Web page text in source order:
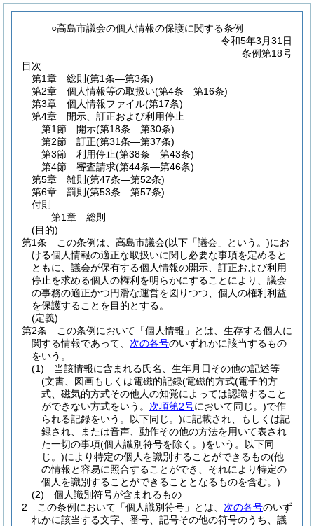
○高島市議会の個人情報の保護に関する条例
令和5年3月31日
条例第18号
目次
第1章
総則 (第1条―第3条)
第2章
個人情報等の取扱い(第4条―第16条)
第3章
個人情報ファイル(第17条)
第4章
開示、訂正および利用停止
第1節
開示(第18条―第30条)
第2節
訂正(第31条―第37条)
第3節
利用停止(第38条―第43条)
第4節
審査請求(第44条―第46条)
第5章
雑則 (第47条―第52条)
第6章
罰則 (第53条―第57条)
付則
第1章
総則
(目的)
第1条
この条例は、高島市議会(以下「議会」という。)にお
ける個人情報の適正な取扱いに関し必要な事項を定めると
ともに、議会が保有する個人情報の開示、訂正および利用
停止を求める個人の権利を明らかにすることにより、議会
の事務の適正かつ円滑な運営を図りつつ、個人の権利利益
を保護することを目的とする。
(定義)
第2条
この条例において「個人情報」とは、生存する個人に
関する情報であって、 次の各号のいずれかに該当するもの
をいう。
(1)
当該情報に含まれる氏名、生年月日その他の記述等
(文書、図画もしくは電磁的記録(電磁的方式(電子的方
式、磁気的方式その他人の知覚によっては認識すること
ができない方式をいう。 次項第2号において同じ。)で作
られる記録をいう。以下同じ。)に記載され、もしくは記
録され、または音声、動作その他の方法を用いて表され
た一切の事項(個人識別符号を除く。)をいう。以下同
じ。)により特定の個人を識別することができるもの(他
の情報と容易に照合することができ、それにより特定の
個人を識別することができることとなるものを含む。)
(2)
個人識別符号が含まれるもの
2
この条例において「個人識別符号」とは、 次の各号のいず
れかに該当する文字、番号、記号その他の符号のうち、議